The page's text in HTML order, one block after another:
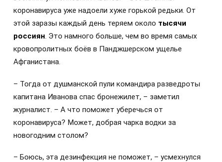
коронавируса уже надоели хуже горькой редьки. От
этой заразы каждый день теряем около тысячи
россиян. Это намного больше, чем во время самых
кровопролитных боёв в Панджшерском ущелье
Афганистана.
– Тогда от душманской пули командира разведроты
капитана Иванова спас бронежилет, – заметил
журналист. – А что поможет уберечься от
коронавируса? Может, добрая чарка водки за
новогодним столом?
– Боюсь, эта дезинфекция не поможет, – усмехнулся